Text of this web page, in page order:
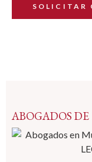
SOLICITAR
ABOGADOS